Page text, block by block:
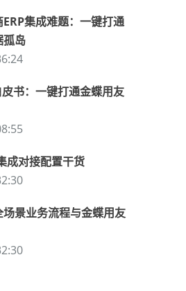
集成难题：一键打通
孤岛
书：一键打通金蝶用友
成对接配置干货
景业务流程与金蝶用友